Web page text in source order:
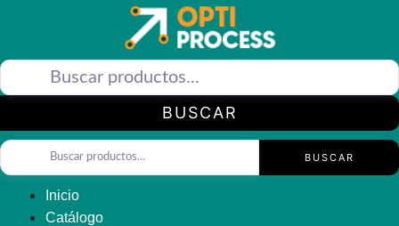
BUSCAR
BUSCAR
Inicio
Catálogo